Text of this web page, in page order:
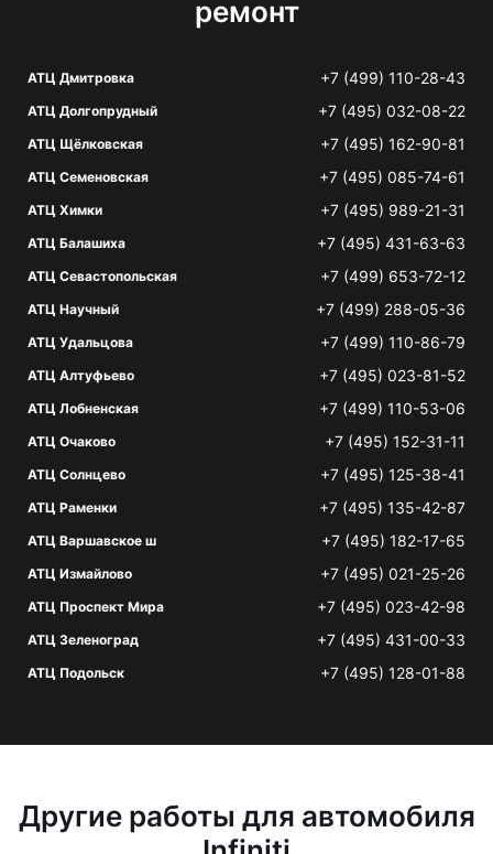
ремонт
АТЦ Дмитровка +7 (499) 110-28-43
АТЦ Долгопрудный +7 (495) 032-08-22
АТЦ Щёлковская +7 (495) 162-90-81
АТЦ Семеновская +7 (495) 085-74-61
АТЦ Химки +7 (495) 989-21-31
АТЦ Балашиха +7 (495) 431-63-63
АТЦ Севастопольская +7 (499) 653-72-12
АТЦ Научный +7 (499) 288-05-36
АТЦ Удальцова +7 (499) 110-86-79
АТЦ Алтуфьево +7 (495) 023-81-52
АТЦ Лобненская +7 (499) 110-53-06
АТЦ Очаково +7 (495) 152-31-11
АТЦ Солнцево +7 (495) 125-38-41
АТЦ Раменки +7 (495) 135-42-87
АТЦ Варшавское ш +7 (495) 182-17-65
АТЦ Измайлово +7 (495) 021-25-26
АТЦ Проспект Мира +7 (495) 023-42-98
АТЦ Зеленоград +7 (495) 431-00-33
АТЦ Подольск +7 (495) 128-01-88
Другие работы для автомобиля